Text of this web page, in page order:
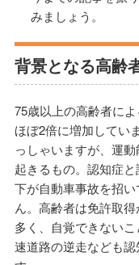
みましょう。
背景となる高齢
75歳以上の高齢者に
ほぼ2倍に増加してい
っしゃいますが、運
起きるもの。認知症
下が自動車事故を招
ん。高齢者は免許取
多く、自覚できない
速道路の逆走なども